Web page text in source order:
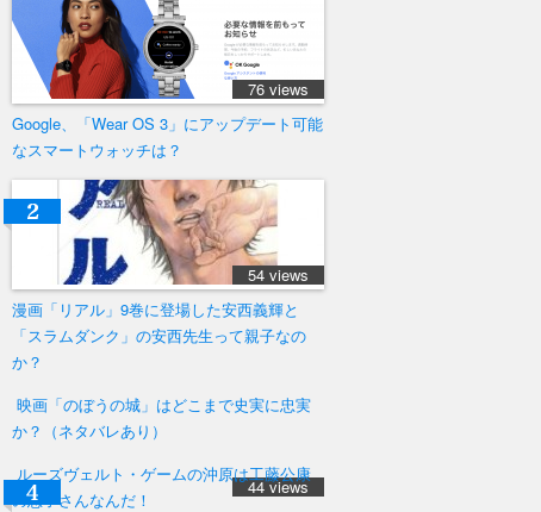
Google、「Wear OS 3」にアップデート可能
なスマートウォッチは？
76 views
漫画「リアル」9巻に登場した安西義輝と
「スラムダンク」の安西先生って親子なの
か？
54 views
映画「のぼうの城」はどこまで史実に忠実
か？（ネタバレあり）
44 views
ルーズヴェルト・ゲームの沖原は工藤公康
の息子さんなんだ！